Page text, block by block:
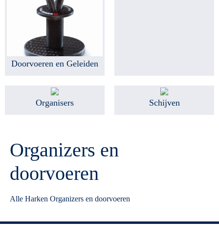
Doorvoeren en Geleiden
Organisers Schijven
Organizers en
doorvoeren
Alle Harken Organizers en doorvoeren